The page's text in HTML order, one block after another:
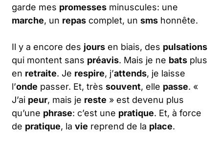
garde mes promesses minuscules: une
marche, un repas complet, un sms honnête.
Il y a encore des jours en biais, des pulsations
qui montent sans préavis. Mais je ne bats plus
en retraite. Je respire, j’attends, je laisse
l’onde passer. Et, très souvent, elle passe. «
J’ai peur, mais je reste » est devenu plus
qu’une phrase: c’est une pratique. Et, à force
de pratique, la vie reprend de la place.